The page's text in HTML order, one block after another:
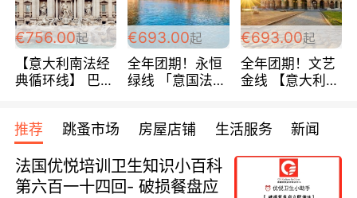
€756.00起
【意大利南法经
典循环线】 巴黎
宾馆 108欧/天起
全程756欧/位
€693.00起
全年团期！永恒
绿线 「意国法
欧/天起 ~包拼房
€693.00起
全年团期！文艺
金线 【意大利一
每周铁发！
推荐 跳蚤市场 房屋店铺 生活服务 新闻
法国优悦培训卫生知识小百科
第六百一十四回- 破损餐盘应